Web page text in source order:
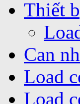
Thiết
Can
Load
Load